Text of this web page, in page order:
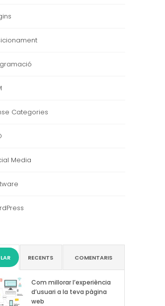
Categories
Media
RECENTS COMENTARIS
Com millorar l’experiència
d’usuari a la teva pàgina
web